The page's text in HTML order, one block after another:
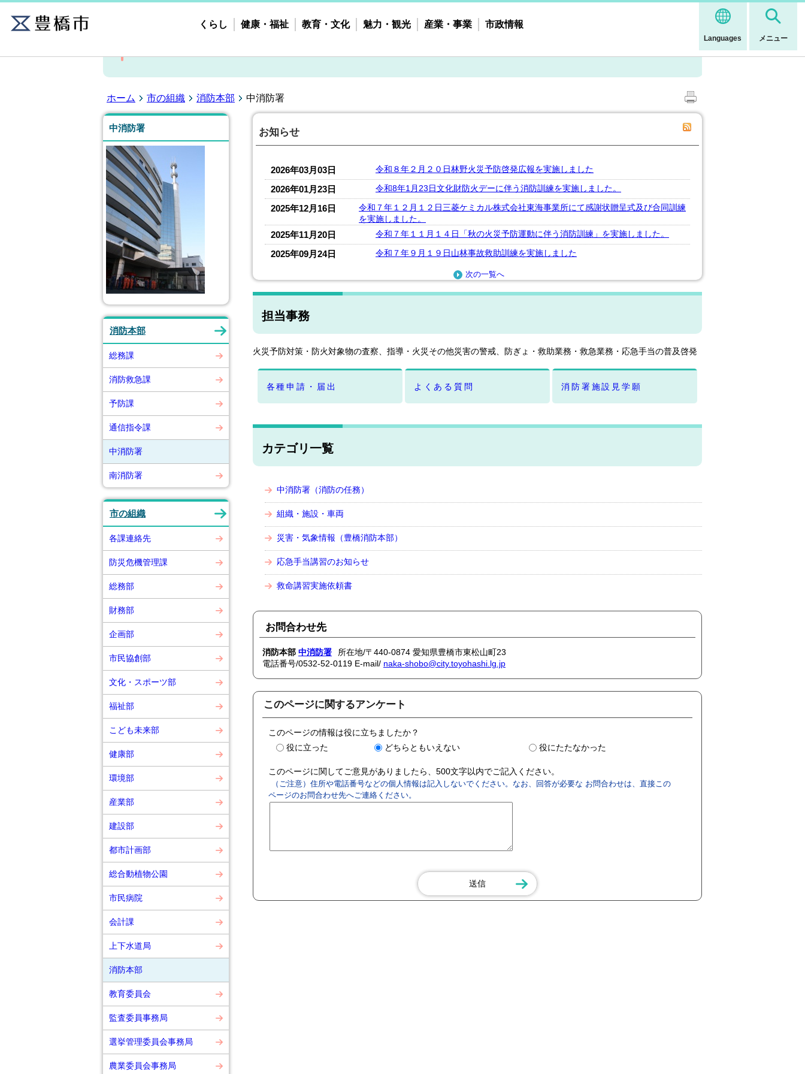
Languages メニュー
くらし 健康・福祉 教育・文化 魅力・観光 産業・事業 市政情報
ホーム 市の組織 消防本部 中消防署
中消防署
消防本部
総務課
消防救急課
予防課
通信指令課
中消防署
南消防署
市の組織
各課連絡先
防災危機管理課
総務部
財務部
企画部
市民協創部
文化・スポーツ部
福祉部
こども未来部
健康部
環境部
産業部
建設部
都市計画部
総合動植物公園
市民病院
会計課
上下水道局
消防本部
教育委員会
監査委員事務局
選挙管理委員会事務局
農業委員会事務局
お知らせ
2026年03月03日 令和８年２月２０日林野火災予防啓発広報を実施しました
2026年01月23日 令和8年1月23日文化財防火デーに伴う消防訓練を実施しました。
2025年12月16日
令和７年１２月１２日三菱ケミカル株式会社東海事業所にて感謝状贈呈式及び合同訓練
を実施しました。
2025年11月20日 令和７年１１月１４日「秋の火災予防運動に伴う消防訓練」を実施しました。
2025年09月24日 令和７年９月１９日山林事故救助訓練を実施しました
次の一覧へ
担当事務
火災予防対策・防火対象物の査察、指導・火災その他災害の警戒、防ぎょ・救助業務・救急業務・応急手当の普及啓発
各種申請・届出 よくある質問 消防署施設見学願
カテゴリ一覧
中消防署（消防の任務）
組織・施設・車両
災害・気象情報（豊橋消防本部）
応急手当講習のお知らせ
救命講習実施依頼書
お問合わせ先
消防本部 中消防署
所在地/〒440-0874 愛知県豊橋市東松山町23
電話番号/0532-52-0119 E-mail/ naka-shobo@city.toyohashi.lg.jp
このページに関するアンケート
このページの情報は役に立ちましたか？
役に立った
どちらともいえない 役にたたなかった
このページに関してご意見がありましたら、500文字以内でご記入ください。
（ご注意）住所や電話番号などの個人情報は記入しないでください。なお、回答が必要な お問合わせは、直接この
ページのお問合わせ先へご連絡ください。